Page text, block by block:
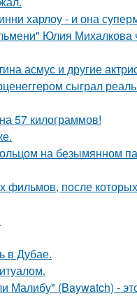
харлоу - и она
Юлия
асмус и другие
сыграл
57 килограммов!
на безымянном
фильмов, после
в Дубае.
Малибу" (Baywatch) -